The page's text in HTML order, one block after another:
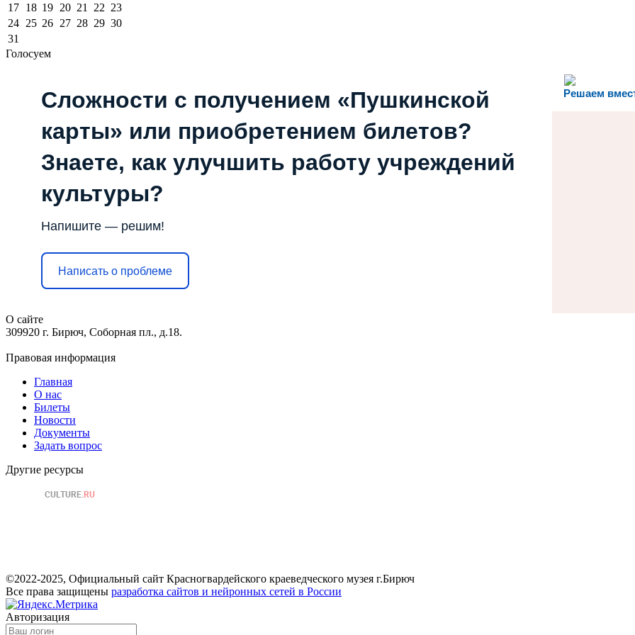
17 18 19 20 21 22 23
24 25 26 27 28 29 30
31
Голосуем
Решаем
Сложности с получением «Пушкинской
карты» или приобретением билетов?
Знаете, как улучшить работу учреждений
культуры?
Напишите — решим!
Написать о проблеме
О сайте
309920 г. Бирюч, Соборная пл., д.18.
Правовая информация
Главная
О нас
Билеты
Новости
Документы
Задать вопрос
Другие ресурсы
©2022-2025, Официальный сайт Красногвардейского краеведческого музея г.Бирюч
Все права защищены разработка сайтов и нейронных сетей в России
Авторизация